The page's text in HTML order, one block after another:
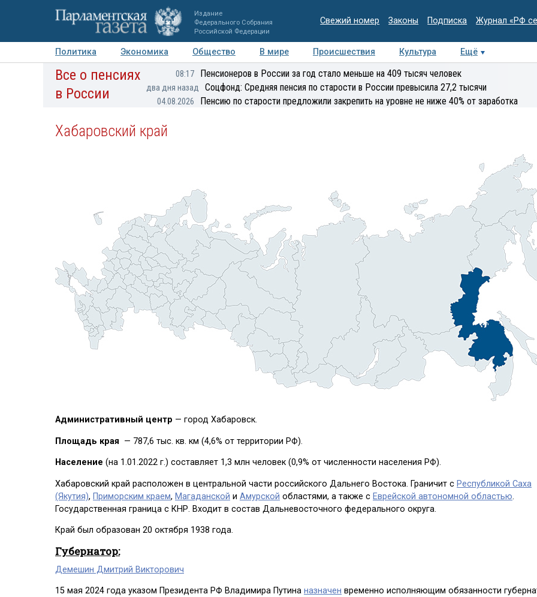
Издание
Федерального Собрания
Российской Федерации
Свежий номер Законы Подписка Журнал «РФ
Политика Экономика Общество В мире Происшествия Культура
Ещё
Авторы Персоны Мнения Регионы Медиацентр Интервью Колумнисты
Все о пенсиях
в России
08:17 Пенсионеров в России за год стало меньше на 409 тысяч человек
два дня назад Соцфонд: Средняя пенсия по старости в России превысила 27,2 тысячи
04.08.2026 Пенсию по старости предложили закрепить на уровне не ниже 40% от заработка
Хабаровский край
Административный центр — город Хабаровск.
Площадь края — 787,6 тыс. кв. км (4,6% от территории РФ).
Население (на 1.01.2022 г.) составляет 1,3 млн человек (0,9% от численности населения РФ).
Хабаровский край расположен в центральной части российского Дальнего Востока. Граничит с Республикой Саха
(Якутия), Приморским краем, Магаданской и Амурской областями, а также с Еврейской автономной областью.
Государственная граница с КНР. Входит в состав Дальневосточного федерального округа.
Край был образован 20 октября 1938 года.
Губернатор:
Демешин Дмитрий Викторович
15 мая 2024 года указом Президента РФ Владимира Путина назначен временно исполняющим обязанности